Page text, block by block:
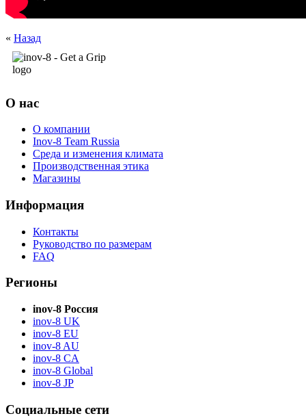
« Назад
О нас
О компании
Inov-8 Team Russia
Среда и изменения климата
Производственная этика
Магазины
Информация
Контакты
Руководство по размерам
FAQ
Регионы
inov-8 Россия
inov-8 UK
inov-8 EU
inov-8 AU
inov-8 CA
inov-8 Global
inov-8 JP
Социальные сети